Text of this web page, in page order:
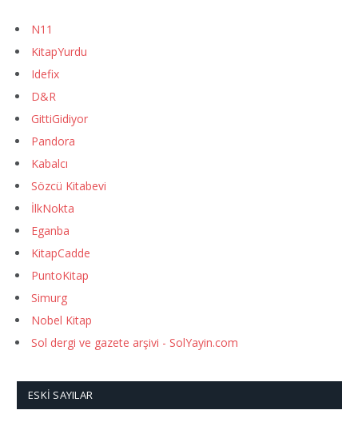
N11
KitapYurdu
Idefix
D&R
GittiGidiyor
Pandora
Kabalcı
Sözcü Kitabevi
İlkNokta
Eganba
KitapCadde
PuntoKitap
Simurg
Nobel Kitap
Sol dergi ve gazete arşivi - SolYayin.com
ESKI SAYILAR